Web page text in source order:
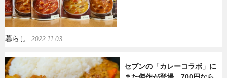
暮らし 2022.11.03
セブンの「カレーコラボ」に